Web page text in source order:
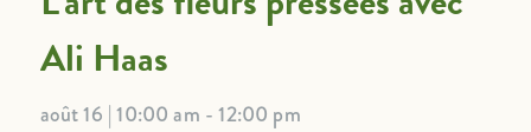
Ali Haas
août 16 | 10:00 am - 12:00 pm